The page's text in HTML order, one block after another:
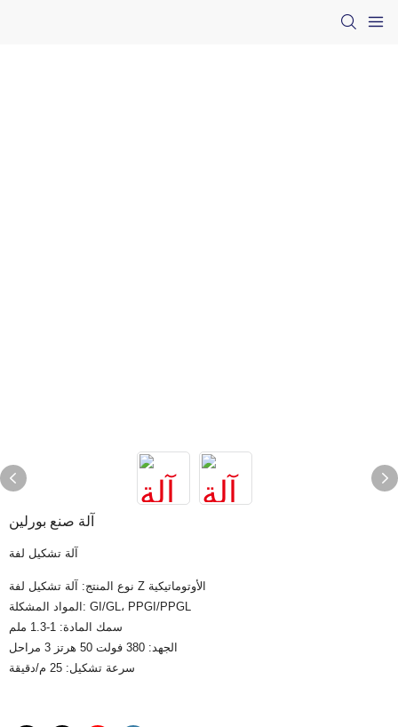
آلة صنع بورلين
آلة تشكيل لفة
نوع المنتج: آلة تشكيل لفة Z الأوتوماتيكية
المواد المشكلة: GI/GL، PPGI/PPGL
سمك المادة: 1-1.3 ملم
الجهد: 380 فولت 50 هرتز 3 مراحل
سرعة تشكيل: 25 م/دقيقة